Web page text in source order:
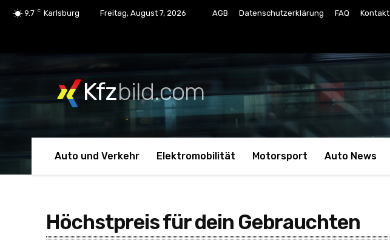
9.7 C Karlsburg Freitag, August 7, 2026 AGB Datenschutzerklärung FAQ Kontakt
Kfzbild.com
Auto und Verkehr Elektromobilität Motorsport Auto News
Höchstpreis für dein Gebrauchten